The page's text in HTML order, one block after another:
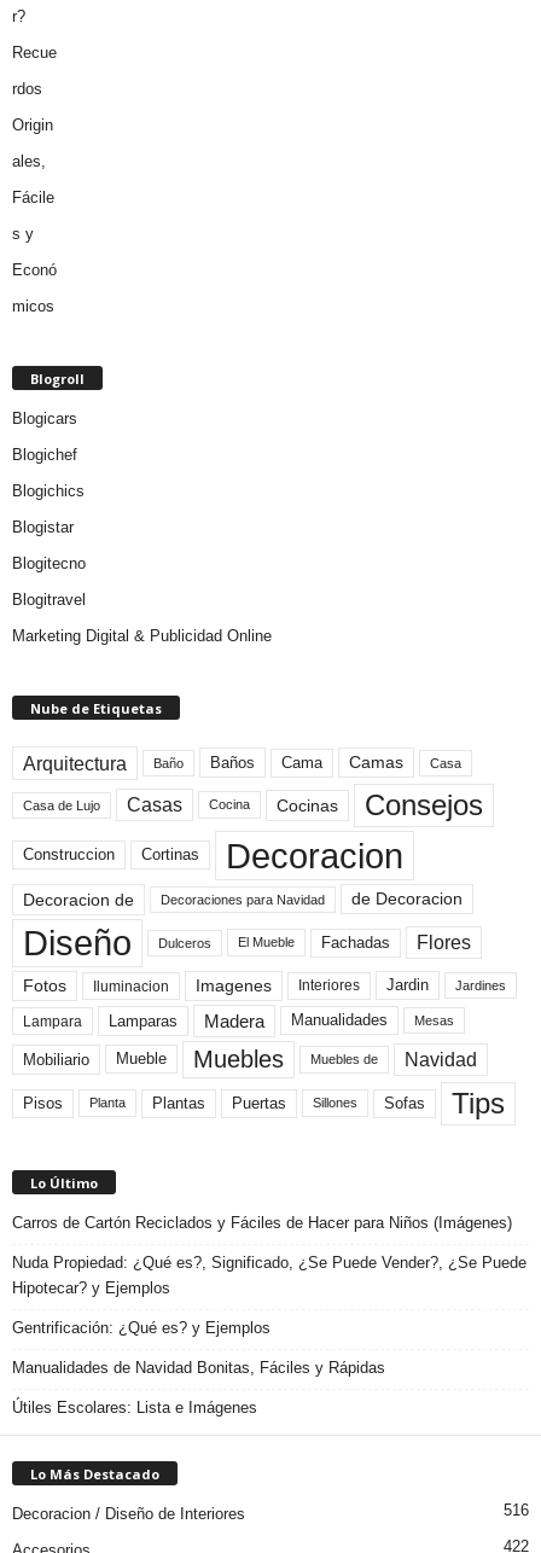
Blogroll
Blogicars
Blogichef
Blogichics
Blogistar
Blogitecno
Blogitravel
Marketing Digital & Publicidad Online
Nube de Etiquetas
Arquitectura Baño Baños Cama Camas Casa
Casa de Lujo Casas Cocina Cocinas Consejos
Construccion Cortinas Decoracion
Decoracion de Decoraciones para Navidad de Decoracion
Diseño Dulceros El Mueble Fachadas Flores
Fotos Iluminacion Imagenes Interiores Jardin Jardines
Lampara Lamparas Madera Manualidades Mesas
Mobiliario Mueble Muebles Muebles de Navidad
Pisos Planta Plantas Puertas Sillones Sofas Tips
Lo Último
Carros de Cartón Reciclados y Fáciles de Hacer para Niños (Imágenes)
Nuda Propiedad: ¿Qué es?, Significado, ¿Se Puede Vender?, ¿Se Puede
Hipotecar? y Ejemplos
Gentrificación: ¿Qué es? y Ejemplos
Manualidades de Navidad Bonitas, Fáciles y Rápidas
Útiles Escolares: Lista e Imágenes
Lo Más Destacado
Decoracion / Diseño de Interiores 516
422